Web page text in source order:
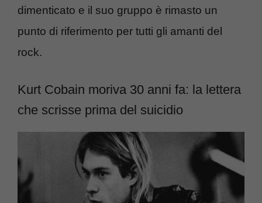
dimenticato e il suo gruppo è rimasto un
punto di riferimento per tutti gli amanti del
rock.
Kurt Cobain moriva 30 anni fa: la lettera
che scrisse prima del suicidio